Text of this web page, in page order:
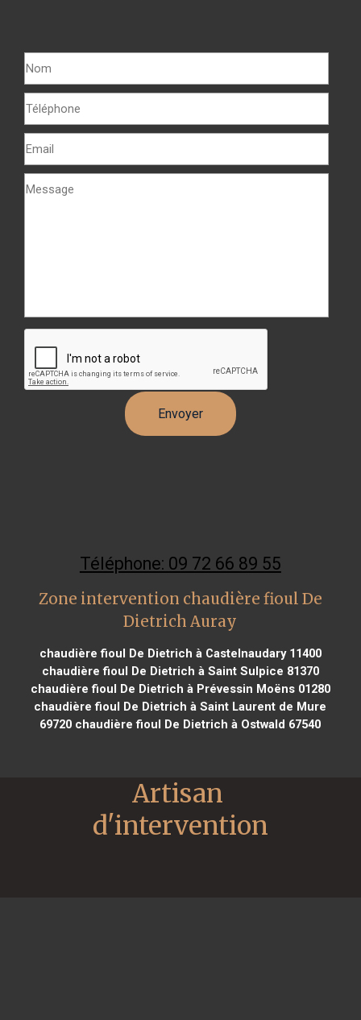
Téléphone: 09 72 66 89 55
Zone intervention chaudière fioul De
Dietrich Auray
chaudière fioul De Dietrich à Castelnaudary 11400
chaudière fioul De Dietrich à Saint Sulpice 81370
chaudière fioul De Dietrich à Prévessin Moëns 01280
chaudière fioul De Dietrich à Saint Laurent de Mure
69720 chaudière fioul De Dietrich à Ostwald 67540
Artisan
d'intervention